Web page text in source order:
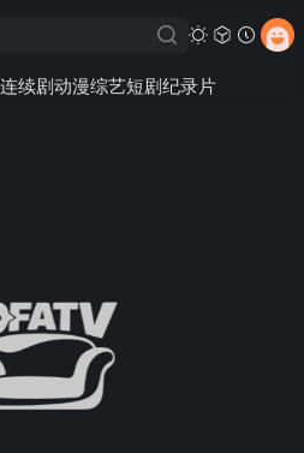
连续剧动漫综艺短剧纪录片